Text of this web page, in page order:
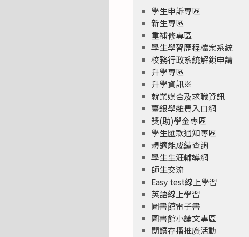
學生申訴專區
新生專區
重補修專區
學生學習歷程檔案系統
校務行政系統解鎖申請
升學專區
升學資訊※
就業媒合及求職資訊
臺銀學雜費入口網
獎(助)學金專區
學生匯款通知專區
體適能成績查詢
學生生涯輔導網
師生交流
Easy test線上學習
英語線上學習
圖書館電子書
圖書館小論文專區
閱讀存摺推廣活動